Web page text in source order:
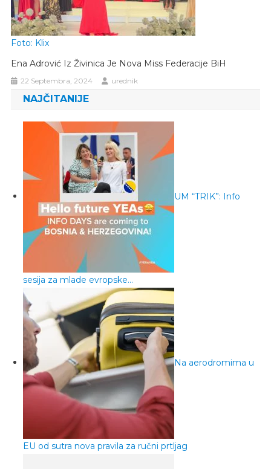
Foto: Klix
Ena Adrović Iz Živinica Je Nova Miss Federacije BiH
22 Septembra, 2024 urednik
NAJČITANIJE
UM “TRIK”: Info
sesija za mlade evropske…
Na aerodromima u
EU od sutra nova pravila za ručni prtljag